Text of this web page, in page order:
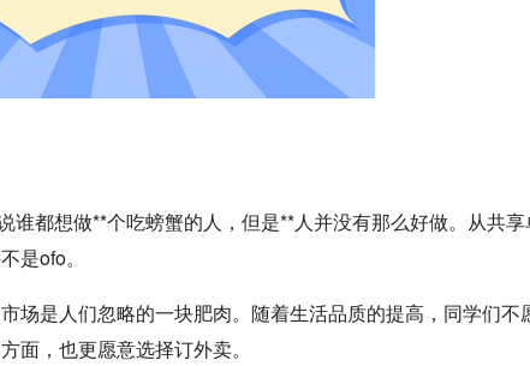
都想做**个吃螃蟹的人，但是**人并没有那么好做。从共
是ofo。
场是人们忽略的一块肥肉。随着生活品质的提高，同学们不
面，也更愿意选择订外卖。